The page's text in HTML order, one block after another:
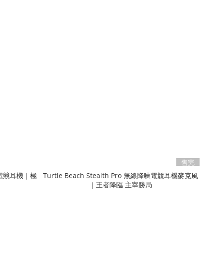
耳機｜極
售完
Turtle Beach Stealth Pro 無線降噪電競耳機麥克風
｜王者降臨 主宰勝局